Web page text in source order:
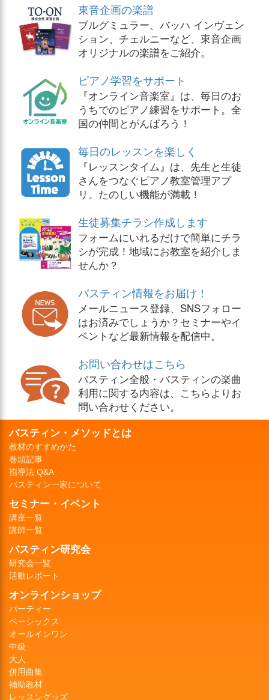
東音企画の楽譜
ブルグミュラー、バッハ インヴェン
ション、チェルニーなど、東音企画
オリジナルの楽譜をご紹介。
ピアノ学習をサポート
『オンライン音楽室』は、毎日のお
うちでのピアノ練習をサポート。全
国の仲間とがんばろう！
毎日のレッスンを楽しく
『レッスンタイム』は、先生と生徒
さんをつなぐピアノ教室管理アプ
リ。たのしい機能が満載！
生徒募集チラシ作成します
フォームにいれるだけで簡単にチラ
シが完成！地域にお教室を紹介しま
せんか？
バスティン情報をお届け！
メールニュース登録、SNSフォロー
はお済みでしょうか？セミナーやイ
ベントなど最新情報を配信中。
お問い合わせはこちら
バスティン全般・バスティンの楽曲
利用に関する内容は、こちらよりお
問い合わせください。
バスティン・メソッドとは
教材のすすめかた
巻頭記事
指導法 Q&A
バスティン一家について
セミナー・イベント
講座一覧
講師一覧
バスティン研究会
研究会一覧
活動レポート
オンラインショップ
パーティー
ベーシックス
オールインワン
中級
大人
併用曲集
補助教材
レッスングッズ